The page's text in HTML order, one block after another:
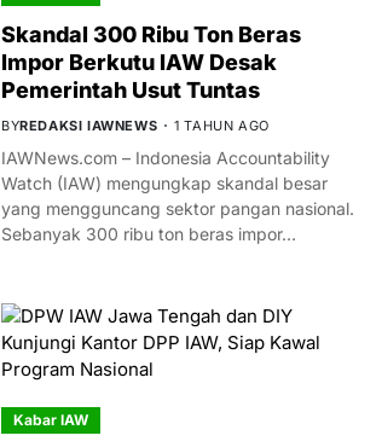
Skandal 300 Ribu Ton Beras
Impor Berkutu IAW Desak
Pemerintah Usut Tuntas
BYREDAKSI IAWNEWS 1 TAHUN AGO
IAWNews.com – Indonesia Accountability
Watch (IAW) mengungkap skandal besar
yang mengguncang sektor pangan nasional.
Sebanyak 300 ribu ton beras impor…
Kabar IAW